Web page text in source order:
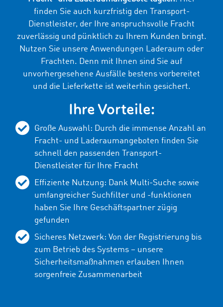
finden Sie auch kurzfristig den Transport-
Dienstleister, der Ihre anspruchsvolle Fracht
zuverlässig und pünktlich zu Ihrem Kunden bringt.
Nutzen Sie unsere Anwendungen Laderaum oder
Frachten. Denn mit Ihnen sind Sie auf
unvorhergesehene Ausfälle bestens vorbereitet
und die Lieferkette ist weiterhin gesichert.
Ihre Vorteile:
Große Auswahl: Durch die immense Anzahl an
Fracht- und Laderaumangeboten finden Sie
schnell den passenden Transport-
Dienstleister für Ihre Fracht
Effiziente Nutzung: Dank Multi-Suche sowie
umfangreicher Suchfilter und -funktionen
haben Sie Ihre Geschäftspartner zügig
gefunden
Sicheres Netzwerk: Von der Registrierung bis
zum Betrieb des Systems – unsere
Sicherheitsmaßnahmen erlauben Ihnen
sorgenfreie Zusammenarbeit